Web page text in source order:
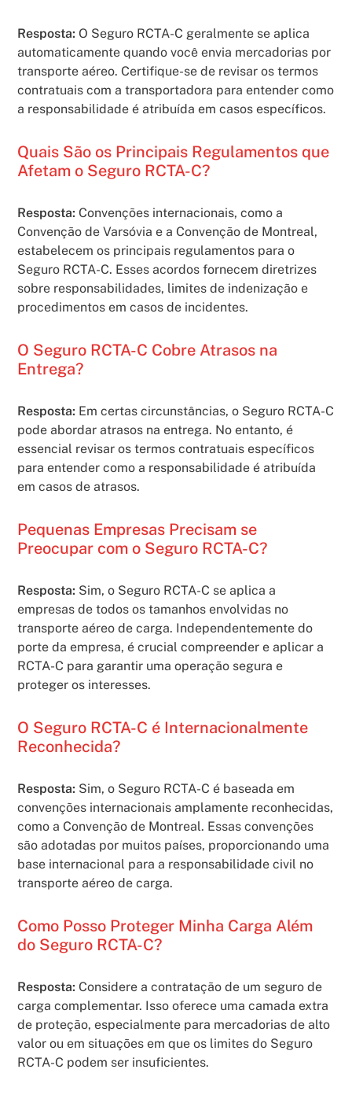
Resposta: O Seguro RCTA-C geralmente se aplica
automaticamente quando você envia mercadorias por
transporte aéreo. Certifique-se de revisar os termos
contratuais com a transportadora para entender como
a responsabilidade é atribuída em casos específicos.
Quais São os Principais Regulamentos que
Afetam o Seguro RCTA-C?
Resposta: Convenções internacionais, como a
Convenção de Varsóvia e a Convenção de Montreal,
estabelecem os principais regulamentos para o
Seguro RCTA-C. Esses acordos fornecem diretrizes
sobre responsabilidades, limites de indenização e
procedimentos em casos de incidentes.
O Seguro RCTA-C Cobre Atrasos na
Entrega?
Resposta: Em certas circunstâncias, o Seguro RCTA-C
pode abordar atrasos na entrega. No entanto, é
essencial revisar os termos contratuais específicos
para entender como a responsabilidade é atribuída
em casos de atrasos.
Pequenas Empresas Precisam se
Preocupar com o Seguro RCTA-C?
Resposta: Sim, o Seguro RCTA-C se aplica a
empresas de todos os tamanhos envolvidas no
transporte aéreo de carga. Independentemente do
porte da empresa, é crucial compreender e aplicar a
RCTA-C para garantir uma operação segura e
proteger os interesses.
O Seguro RCTA-C é Internacionalmente
Reconhecida?
Resposta: Sim, o Seguro RCTA-C é baseada em
convenções internacionais amplamente reconhecidas,
como a Convenção de Montreal. Essas convenções
são adotadas por muitos países, proporcionando uma
base internacional para a responsabilidade civil no
transporte aéreo de carga.
Como Posso Proteger Minha Carga Além
do Seguro RCTA-C?
Resposta: Considere a contratação de um seguro de
carga complementar. Isso oferece uma camada extra
de proteção, especialmente para mercadorias de alto
valor ou em situações em que os limites do Seguro
RCTA-C podem ser insuficientes.